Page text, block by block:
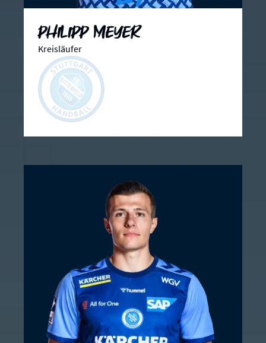
Philipp Meyer
Kreisläufer